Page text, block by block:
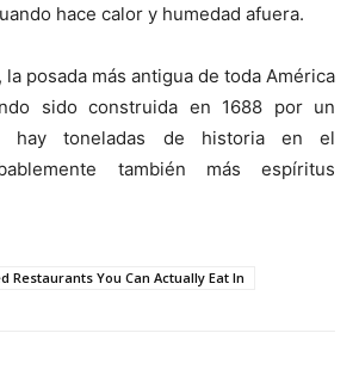
hace calor y humedad afuera.
posada más antigua de toda América
sido construida en 1688 por un
hay toneladas de historia en el
también más espíritus
Restaurants You Can Actually Eat In